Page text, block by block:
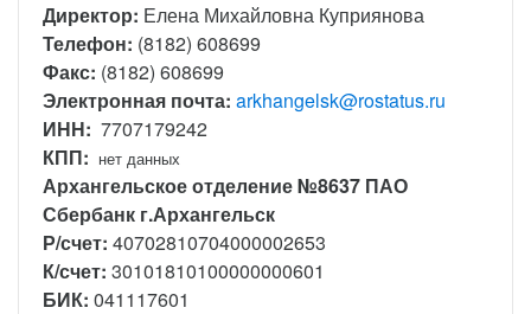
Директор: Елена Михайловна Куприянова
Телефон: (8182) 608699
Факс: (8182) 608699
Электронная почта: arkhangelsk@rostatus.ru
ИНН: 7707179242
КПП: нет данных
Архангельское отделение №8637 ПАО
Сбербанк г.Архангельск
Р/счет: 40702810704000002653
К/счет: 30101810100000000601
БИК: 041117601